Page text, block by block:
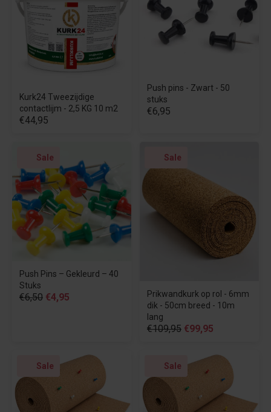
Kurk24 Tweezijdige
contactlijm - 2,5 KG 10 m2
€44,95
Push pins - Zwart - 50
stuks
€6,95
Sale
Push Pins – Gekleurd – 40
Stuks
€6,50 €4,95
Sale
Prikwandkurk op rol - 6mm
dik - 50cm breed - 10m
lang
€109,95 €99,95
Sale Sale